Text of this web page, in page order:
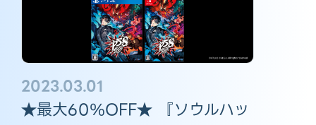
2023.03.01
★最大60％OFF★ 『ソウルハッ